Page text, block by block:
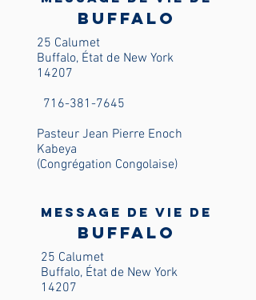
Buffalo
25 Calumet
Buffalo, État de New York
14207
716-381-7645
Pasteur Jean Pierre Enoch
Kabeya
(Congrégation Congolaise)
Message de vie de
Buffalo
25 Calumet
Buffalo, État de New York
14207